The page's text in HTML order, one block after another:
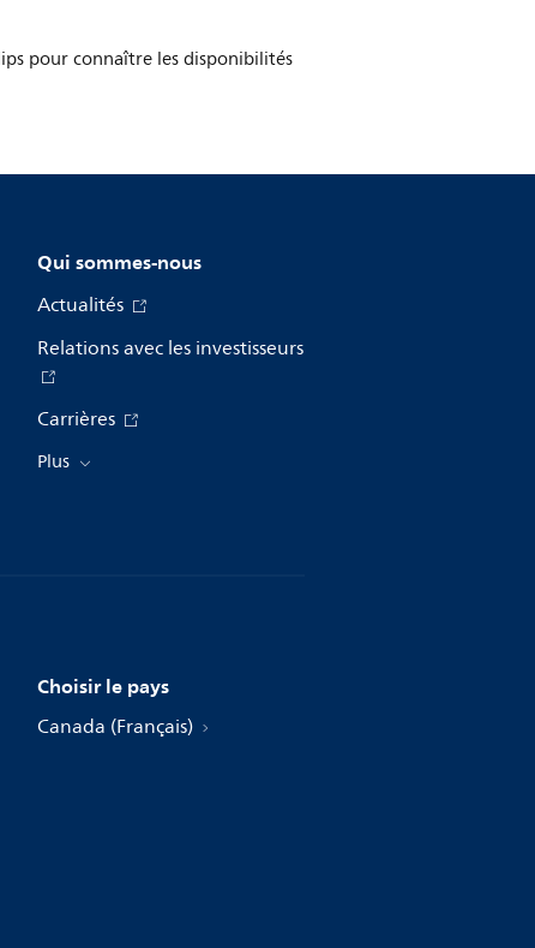
pour connaître les disponibilités
Qui sommes-nous
Actualités
Relations avec les investisseurs
Carrières
Plus
Choisir le pays
Canada (Français)